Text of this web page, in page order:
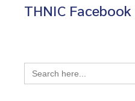
THNIC Facebook
Search
for: